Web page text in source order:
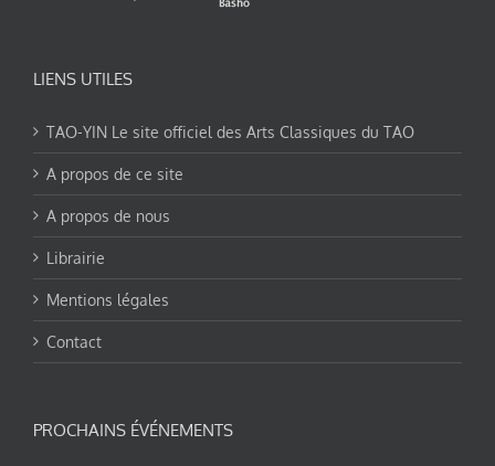
LIENS UTILES
TAO-YIN Le site officiel des Arts Classiques du TAO
A propos de ce site
A propos de nous
Librairie
Mentions légales
Contact
PROCHAINS ÉVÉNEMENTS